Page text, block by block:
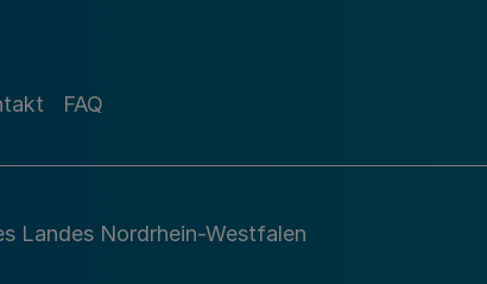
Richtlinie zur Durchführung des
FAQ
Landes Nordrhein-Westfalen